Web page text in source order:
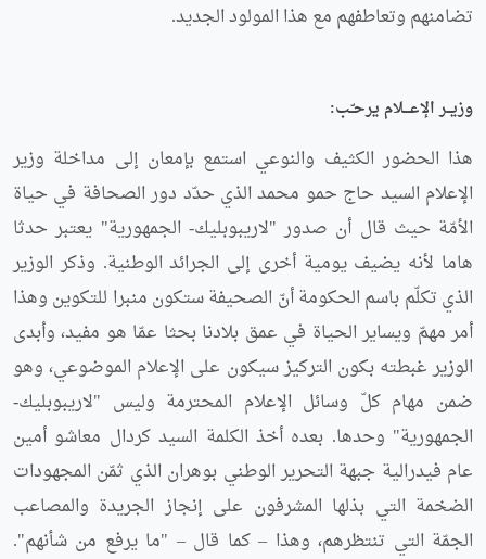
تضامنهم وتعاطفهم مع هذا المولود الجديد.
وزيــر الإعـــلام يرحـّـب:
هذا الحضور الكثيف والنوعي استمع بإمعان إلى مداخلة وزير
الإعلام السيد حاج حمو محمد الذي حدّد دور الصحافة في حياة
الأمّة حيث قال أن صدور "لاريبوبليك- الجمهورية" يعتبر حدثا
هاما لأنه يضيف يومية أخرى إلى الجرائد الوطنية. وذكر الوزير
الذي تكلّم باسم الحكومة أنّ الصحيفة ستكون منبرا للتكوين وهذا
أمر مهمّ ويساير الحياة في عمق بلادنا بحثا عمّا هو مفيد، وأبدى
الوزير غبطته بكون التركيز سيكون على الإعلام الموضوعي، وهو
ضمن مهام كلّ وسائل الإعلام المحترمة وليس "لاريبوبليك-
الجمهورية" وحدها. بعده أخذ الكلمة السيد كردال معاشو أمين
عام فيدرالية جبهة التحرير الوطني بوهران الذي ثمّن المجهودات
الضخمة التي بذلها المشرفون على إنجاز الجريدة والمصاعب
الجمّة التي تنتظرهم، وهذا – كما قال – "ما يرفع من شأنهم".